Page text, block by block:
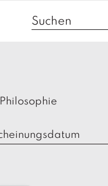
Philosophie